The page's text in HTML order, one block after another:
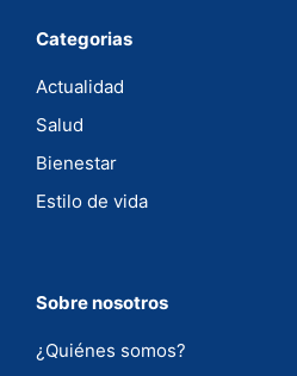
Categorias
Actualidad
Salud
Bienestar
Estilo de vida
Sobre nosotros
¿Quiénes somos?